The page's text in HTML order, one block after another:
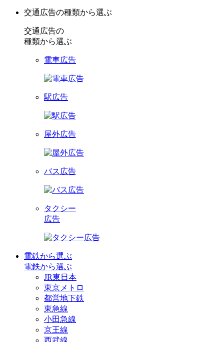
交通広告の種類から選ぶ
交通広告の
種類から選ぶ
電車広告
駅広告
屋外広告
バス広告
タクシー
広告
電鉄から選ぶ
電鉄から選ぶ
JR東日本
東京メトロ
都営地下鉄
東急線
小田急線
京王線
西武線